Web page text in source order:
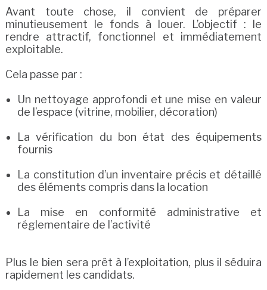
Avant toute chose, il convient de préparer
minutieusement le fonds à louer. L’objectif : le
rendre attractif, fonctionnel et immédiatement
exploitable.
Cela passe par :
Un nettoyage approfondi et une mise en valeur
de l’espace (vitrine, mobilier, décoration)
La vérification du bon état des équipements
fournis
La constitution d’un inventaire précis et détaillé
des éléments compris dans la location
La mise en conformité administrative et
réglementaire de l’activité
Plus le bien sera prêt à l’exploitation, plus il séduira
rapidement les candidats.